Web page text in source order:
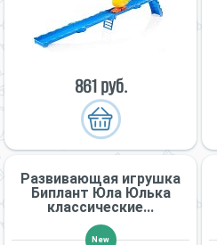
861 руб.
Развивающая игрушка
Биплант Юла Юлька
классические...
New